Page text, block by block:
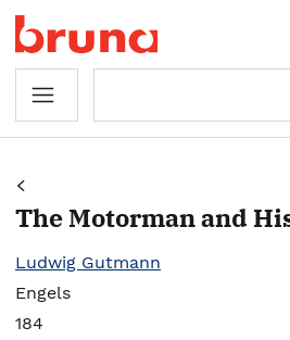
The Motorman and
Ludwig Gutmann
Engels
184